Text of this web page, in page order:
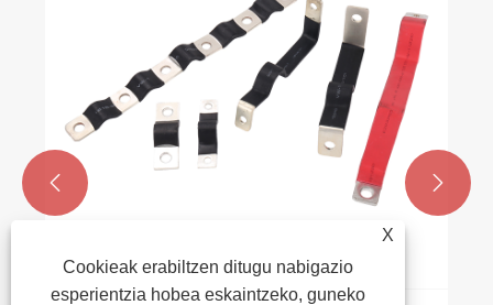
 
X
Cookieak erabiltzen ditugu nabigazio
esperientzia hobea eskaintzeko, guneko